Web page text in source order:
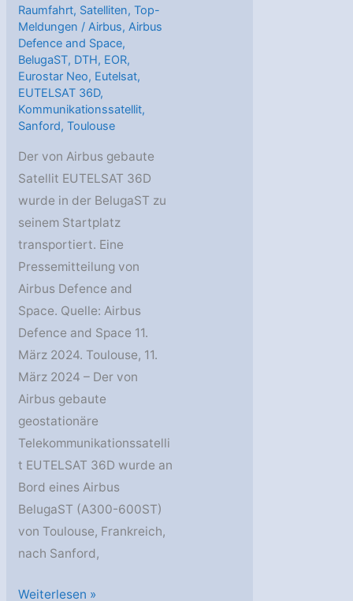
Raumfahrt, Satelliten,Top-
Meldungen /Airbus,Airbus
Defence and Space,
BelugaST, DTH, EOR,
Eurostar Neo, Eutelsat,
EUTELSAT 36D,
Kommunikationssatellit,
Sanford,Toulouse
Der von Airbus gebaute
Satellit EUTELSAT 36D
wurde in der BelugaST zu
seinem Startplatz
transportiert. Eine
Pressemitteilung von
Airbus Defence and
Space. Quelle: Airbus
Defence and Space 11.
März 2024. Toulouse, 11.
März 2024 – Der von
Airbus gebaute
geostationäre
Telekommunikationssatelli
t EUTELSAT 36D wurde an
Bord eines Airbus
BelugaST (A300-600ST)
von Toulouse, Frankreich,
nach Sanford,
Vierter
Weiterlesen »